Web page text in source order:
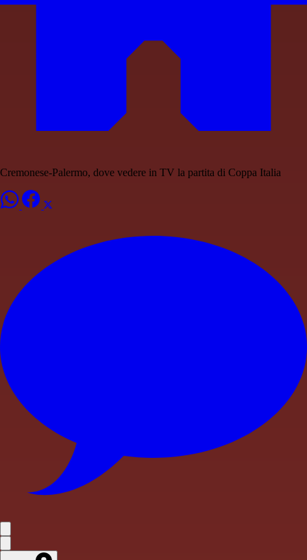
Cremonese-Palermo, dove vedere in TV la partita di Coppa Italia